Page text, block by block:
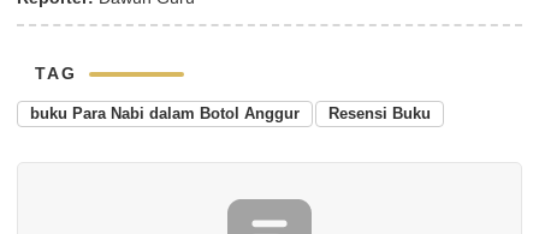
TAG
buku Para Nabi dalam Botol Anggur Resensi Buku